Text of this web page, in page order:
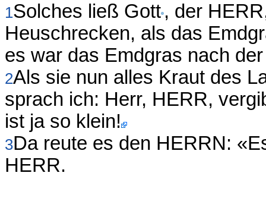
1Solches ließ Gott , der
Heuschrecken, als das
es war das Emdgras nach
2Als sie nun alles Kraut des
sprach ich: Herr, HERR,
ist ja so klein!
3Da reute es den HERRN:
HERR.